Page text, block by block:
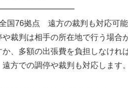
全国76拠点 遠方の裁判も対応可能
裁判は相手の所在地で行う場合
か、多額の出張費を負担しなけれ
遠方での調停や裁判も対応します。